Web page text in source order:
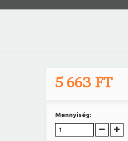
5 663 FT
Mennyiség: